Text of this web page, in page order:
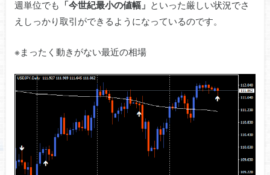
週単位でも 「今世紀最小の値幅」 といった厳しい状況でさ
えしっかり取引ができるようになっているのです。
※まったく動きがない最近の相場